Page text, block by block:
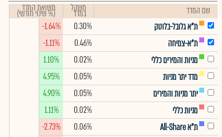
שם המדד משקל
במדד תשואת המדד
(% שינוי חודשי)
ת"א גלובל-בלוטק
0.30%
-1.64%
ת"א-צמיחה
0.46%
-1.11%
מניות והמירים כללי
0.02%
1.10%
מדד יתר מניות
0.05%
4.95%
יתר מניות והמירים
0.05%
4.90%
מניות כללי
0.02%
1.11%
ת"א All-Share
0.06%
-2.73%